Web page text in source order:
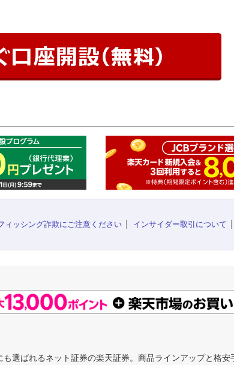
ィッシング詐欺にご注意ください インサイダー取引について
選ばれるネット証券の楽天証券。商品ラインアップと格